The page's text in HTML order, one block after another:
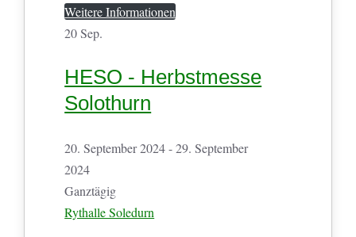
Weitere Informationen
20 Sep.
HESO - Herbstmesse
Solothurn
20. September 2024 - 29. September
2024
Ganztägig
Rythalle Soledurn